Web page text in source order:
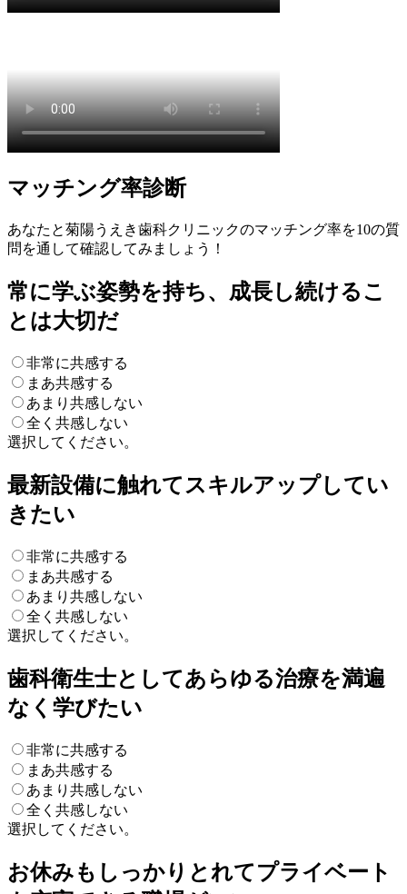
マッチング率診断
あなたと菊陽うえき歯科クリニックのマッチング率を10の質
問を通して確認してみましょう！
常に学ぶ姿勢を持ち、成長し続けるこ
とは大切だ
非常に共感する
まあ共感する
あまり共感しない
全く共感しない
選択してください。
最新設備に触れてスキルアップしてい
きたい
非常に共感する
まあ共感する
あまり共感しない
全く共感しない
選択してください。
歯科衛生士としてあらゆる治療を満遍
なく学びたい
非常に共感する
まあ共感する
あまり共感しない
全く共感しない
選択してください。
お休みもしっかりとれてプライベート